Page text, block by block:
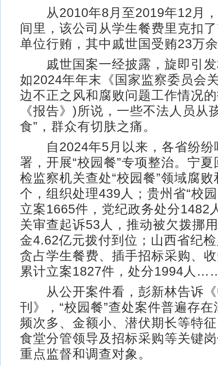
从2010年8月至2019年12月，
间里，该公司从学生餐费里克扣
单位行贿，其中戚世国受贿23万
戚世国案一经披露，旋即引发
如2024年年末《国家监察委员会
边不正之风和腐败问题工作情况
《报告》)所说，一些不法人员从
食”，群众有切肤之痛。
自2024年5月以来，各省纷纷
署，开展“校园餐”专项整治。宁
检监察机关查处“校园餐”领域腐
个，组织处理439人；贵州省“校
立案1665件，党纪政务处分1482
关审查起诉53人，推动被欠拨挪
金4.62亿元拨付到位；山西省纪
贪占学生餐费、插手招标采购、
累计立案1827件，处分1994人
从公开案件看，彭新林告诉《
刊》，“校园餐”查处案件普遍存
频次多、金额小、潜伏期长等特
食堂分管领导及招标采购等关键
重点监督和调查对象。